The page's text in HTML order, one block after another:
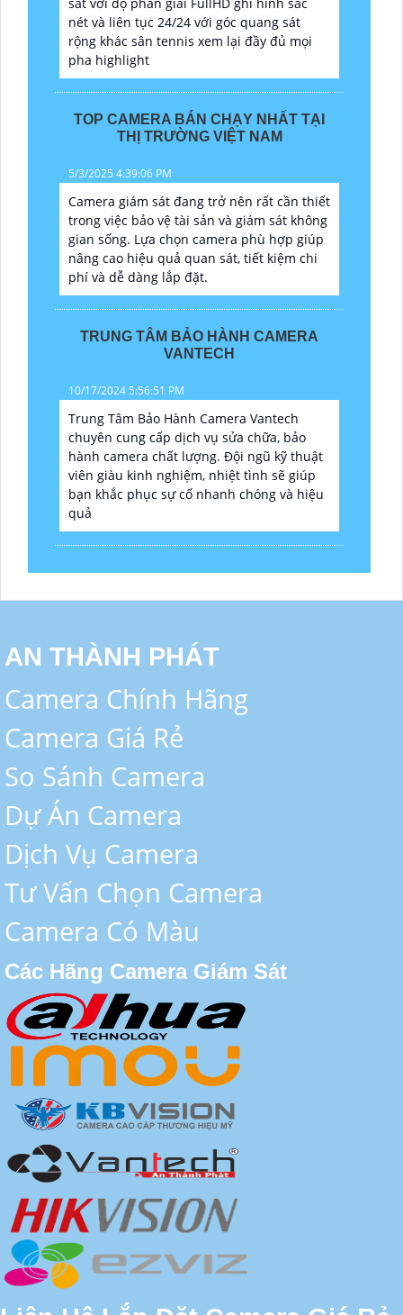
nét và liên tục 24/24 với góc quang sát
rộng khác sân tennis xem lại đầy đủ mọi
pha highlight
TOP CAMERA BÁN CHẠY NHẤT TẠI
THỊ TRƯỜNG VIỆT NAM
5/3/2025 4:39:06 PM
Camera giám sát đang trở nên rất cần thiết
trong việc bảo vệ tài sản và giám sát không
gian sống. Lựa chọn camera phù hợp giúp
nâng cao hiệu quả quan sát, tiết kiệm chi
phí và dễ dàng lắp đặt.
TRUNG TÂM BẢO HÀNH CAMERA
VANTECH
10/17/2024 5:56:51 PM
Trung Tâm Bảo Hành Camera Vantech
chuyên cung cấp dịch vụ sửa chữa, bảo
hành camera chất lượng. Đội ngũ kỹ thuật
viên giàu kinh nghiệm, nhiệt tình sẽ giúp
bạn khắc phục sự cố nhanh chóng và hiệu
quả
AN THÀNH PHÁT
Camera Chính Hãng
Camera Giá Rẻ
So Sánh Camera
Dự Án Camera
Dịch Vụ Camera
Tư Vấn Chọn Camera
Camera Có Màu
Các Hãng Camera Giám Sát